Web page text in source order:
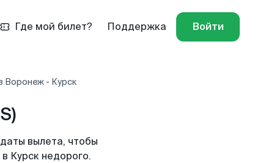
Где мой билет? Поддержка Войти
Воронеж - Курск
вылета, чтобы
Курск недорого.